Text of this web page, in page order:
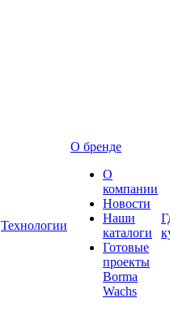
Технологии
О бренде
О
компании
Новости
Наши
каталоги
Готовые
проекты
Borma
Wachs